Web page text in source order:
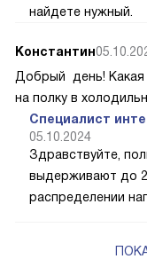
найдете нужный.
Константин
Добрый день! Какая
на полку в
Специалист
05.10.2024
Здравствуйте,
выдерживают до
распределении